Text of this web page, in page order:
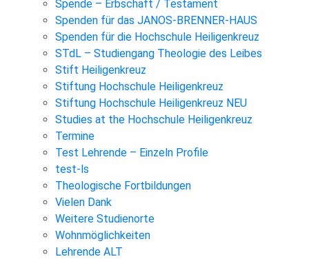
Spende – Erbschaft / Testament
Spenden für das JANOS-BRENNER-HAUS
Spenden für die Hochschule Heiligenkreuz
STdL – Studiengang Theologie des Leibes
Stift Heiligenkreuz
Stiftung Hochschule Heiligenkreuz
Stiftung Hochschule Heiligenkreuz NEU
Studies at the Hochschule Heiligenkreuz
Termine
Test Lehrende – Einzeln Profile
test-ls
Theologische Fortbildungen
Vielen Dank
Weitere Studienorte
Wohnmöglichkeiten
Lehrende ALT